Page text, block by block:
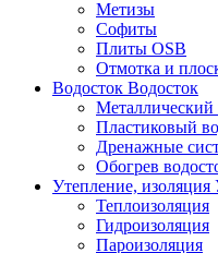
Метизы
Софиты
Плиты OSB
Отмотка и
Водосток Водосток
Металлический
Пластиковый
Дренажные
Обогрев
Утепление, изоляция
Теплоизоляция
Гидроизоляция
Пароизоляция